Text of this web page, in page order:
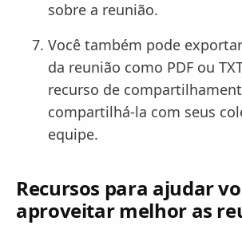
sobre a reunião.
Você também pode
da reunião como PDF ou
recurso de
compartilhá-la com seus
equipe.
Recursos para ajudar
aproveitar melhor as